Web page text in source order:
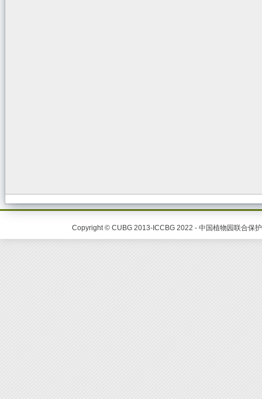
Copyright © CUBG 2013-ICCBG 2022 - 中国植物园联合保